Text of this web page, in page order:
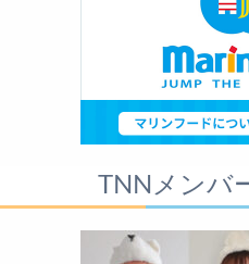
TNNメンバ